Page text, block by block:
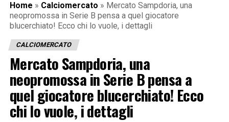
Home » Calciomercato » Mercato Sampdoria, una
neopromossa in Serie B pensa a quel giocatore
blucerchiato! Ecco chi lo vuole, i dettagli
CALCIOMERCATO
Mercato Sampdoria, una
neopromossa in Serie B pensa a
quel giocatore blucerchiato! Ecco
chi lo vuole, i dettagli